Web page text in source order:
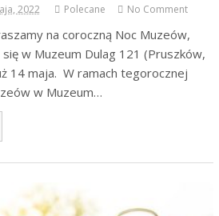
2022 Polecane No Comment
na coroczną Noc Muzeów,
w Muzeum Dulag 121 (Pruszków,
14 maja. W ramach tegorocznej
w Muzeum…